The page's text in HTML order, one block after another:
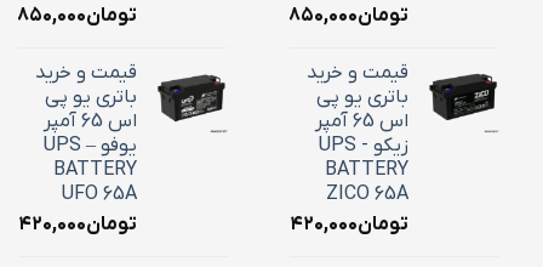
تومان۳۶,۸۵۰,۰۰۰
قیمت و خرید
باتری یو پی
اس 65 آمپر
زیکو - UPS
BATTERY
ZICO 65A
تومان۲۴,۴۲۰,۰۰۰
تومان
قیمت و خرید
باتری یو پی
اس 65 آمپر
یوفو – UPS
BATTERY
UFO 65A
تومان